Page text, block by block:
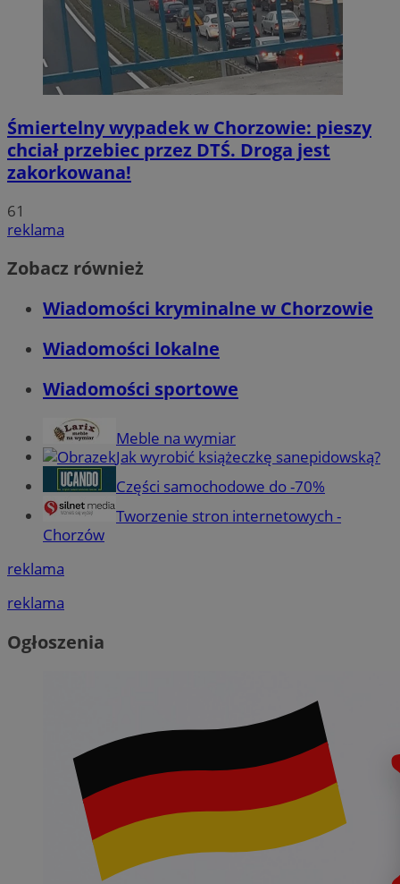
Śmiertelny wypadek w Chorzowie: pieszy
chciał przebiec przez DTŚ. Droga jest
zakorkowana!
61
reklama
Zobacz również
Wiadomości kryminalne w Chorzowie
Wiadomości lokalne
Wiadomości sportowe
Meble na wymiar
Jak wyrobić książeczkę sanepidowską?
Części samochodowe do -70%
Tworzenie stron internetowych -
Chorzów
reklama
reklama
Ogłoszenia